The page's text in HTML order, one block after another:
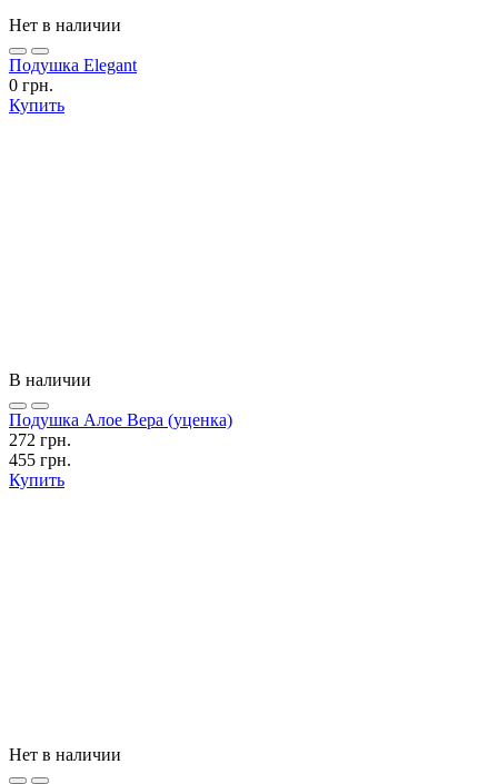
Нет в наличии
Подушка Elegant
0 грн.
Купить
В наличии
Подушка Алое Вера (уценка)
272 грн.
455 грн.
Купить
Нет в наличии